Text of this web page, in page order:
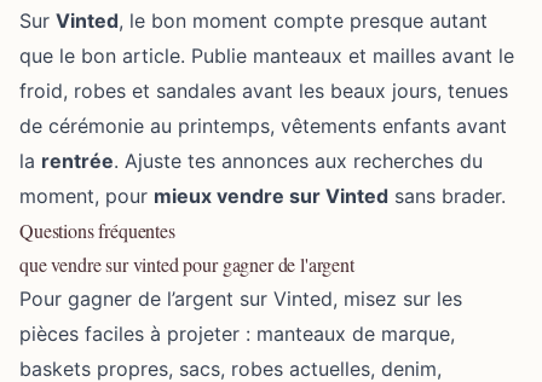
Sur Vinted, le bon moment compte presque autant
que le bon article. Publie manteaux et mailles avant le
froid, robes et sandales avant les beaux jours, tenues
de cérémonie au printemps, vêtements enfants avant
la rentrée. Ajuste tes annonces aux recherches du
moment, pour mieux vendre sur Vinted sans brader.
Questions fréquentes
que vendre sur vinted pour gagner de l'argent
Pour gagner de l’argent sur Vinted, misez sur les
pièces faciles à projeter : manteaux de marque,
baskets propres, sacs, robes actuelles, denim,